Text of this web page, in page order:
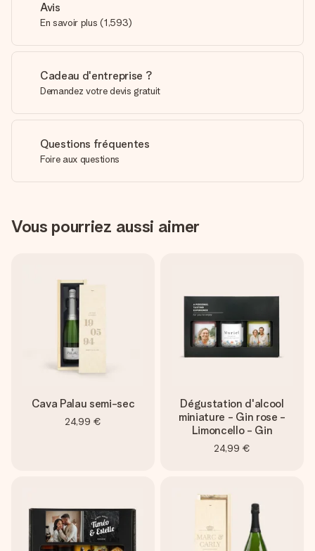
Avis
En savoir plus (1,593)
Cadeau d'entreprise ?
Demandez votre devis gratuit
Questions fréquentes
Foire aux questions
Vous pourriez aussi aimer
Cava Palau semi-sec
24,99 €
Dégustation d'alcool
miniature - Gin rose -
Limoncello - Gin
24,99 €